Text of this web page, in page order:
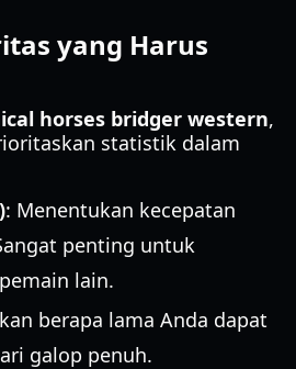
yang Harus
horses bridger western,
statistik dalam
: Menentukan kecepatan
penting untuk
lain.
berapa lama Anda dapat
galop penuh.